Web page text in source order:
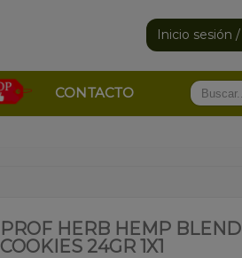
Inicio sesión
CONTACTO
PROF HERB HEMP
COOKIES 24GR 1X1